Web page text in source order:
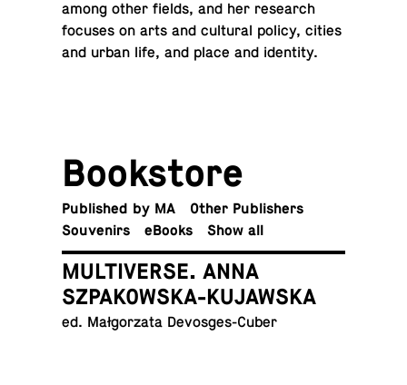
among other fields, and her re­search
focuses on arts and cul­tural policy, cities
and urban life, and place and identity.
Book­store
Pub­lished by MA
Other Publishers
Sou­venirs
eBooks Show all
MULTIVERSE. ANNA
SZPAKOWSKA-KUJAWSKA
ed. Małgorzata Devosges-Cuber